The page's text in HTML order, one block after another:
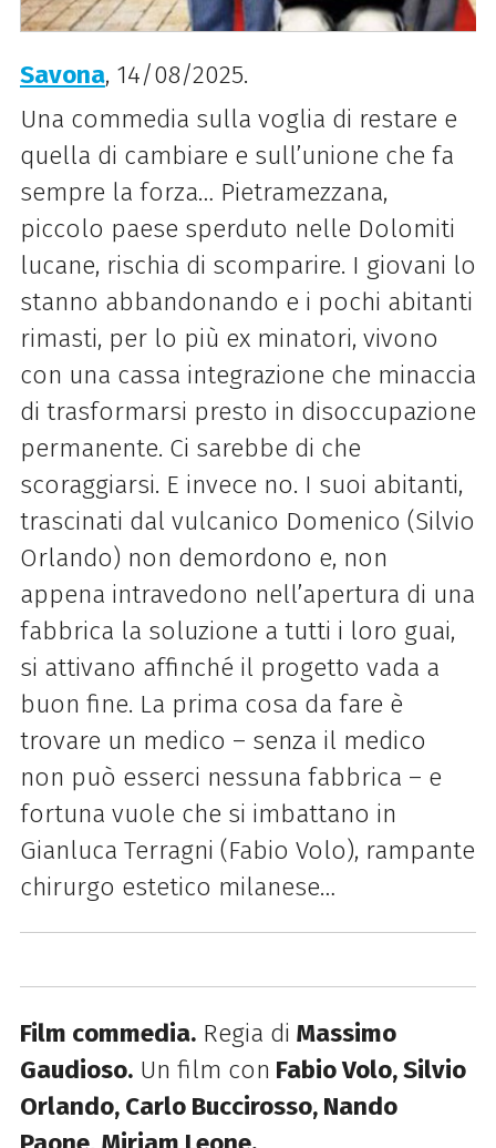
Savona, 14/08/2025.
Una commedia sulla voglia di restare e
quella di cambiare e sull’unione che fa
sempre la forza… Pietramezzana,
piccolo paese sperduto nelle Dolomiti
lucane, rischia di scomparire. I giovani lo
stanno abbandonando e i pochi abitanti
rimasti, per lo più ex minatori, vivono
con una cassa integrazione che minaccia
di trasformarsi presto in disoccupazione
permanente. Ci sarebbe di che
scoraggiarsi. E invece no. I suoi abitanti,
trascinati dal vulcanico Domenico (Silvio
Orlando) non demordono e, non
appena intravedono nell’apertura di una
fabbrica la soluzione a tutti i loro guai,
si attivano affinché il progetto vada a
buon fine. La prima cosa da fare è
trovare un medico – senza il medico
non può esserci nessuna fabbrica – e
fortuna vuole che si imbattano in
Gianluca Terragni (Fabio Volo), rampante
chirurgo estetico milanese…
Film commedia.Regia di Massimo
Gaudioso.Un film con Fabio Volo, Silvio
Orlando, Carlo Buccirosso, Nando